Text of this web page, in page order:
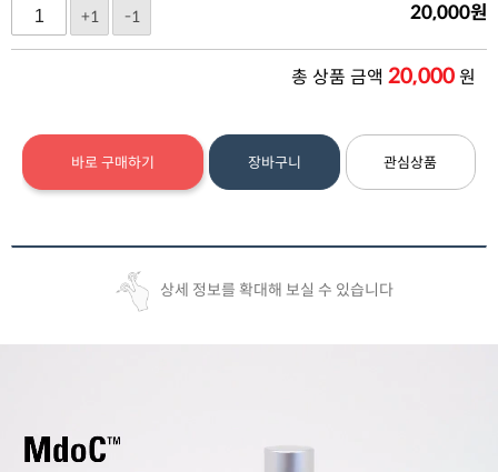
+1
-1 20,000원
총 상품 금액 20,000원
바로 구매하기 장바구니 관심상품
상세 정보를 확대해 보실 수 있습니다